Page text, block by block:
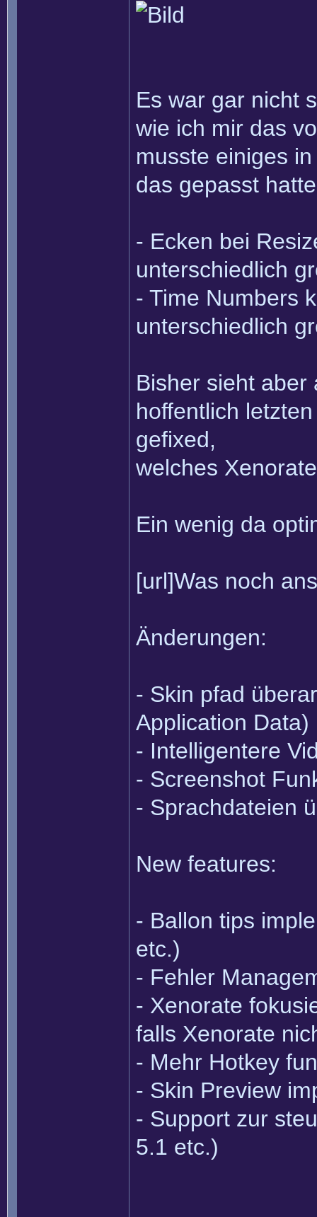
Es war gar nicht
wie ich mir das
musste einiges
das gepasst
- Ecken bei
unterschiedlich
- Time Numbers
unterschiedlich
Bisher sieht aber
hoffentlich
gefixed,
welches
Ein wenig da
[url]Was noch
Änderungen:
- Skin pfad
Application Data)
- Intelligentere
- Screenshot
- Sprachdateien
New features:
- Ballon tips
etc.)
- Fehler
- Xenorate
falls Xenorate
- Mehr Hotkey
- Skin Preview
- Support zur
5.1 etc.)